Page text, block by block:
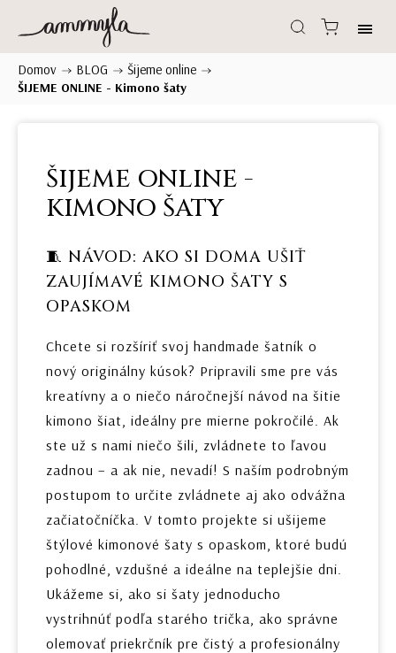
Domov / BLOG / Šijeme online /
ŠIJEME ONLINE - Kimono šaty
ŠIJEME ONLINE -
KIMONO ŠATY
🧵 NÁVOD: AKO SI DOMA UŠIŤ
ZAUJÍMAVÉ KIMONO ŠATY S
OPASKOM
Chcete si rozšíriť svoj handmade šatník o
nový originálny kúsok? Pripravili sme pre vás
kreatívny a o niečo náročnejší návod na šitie
kimono šiat, ideálny pre mierne pokročilé. Ak
ste už s nami niečo šili, zvládnete to ľavou
zadnou – a ak nie, nevadí! S naším podrobným
postupom to určite zvládnete aj ako odvážna
začiatočníčka. V tomto projekte si ušijeme
štýlové kimonové šaty s opaskom, ktoré budú
pohodlné, vzdušné a ideálne na teplejšie dni.
Ukážeme si, ako si šaty jednoducho
vystrihnúť podľa starého trička, ako správne
olemovať priekrčník pre čistý a profesionálny